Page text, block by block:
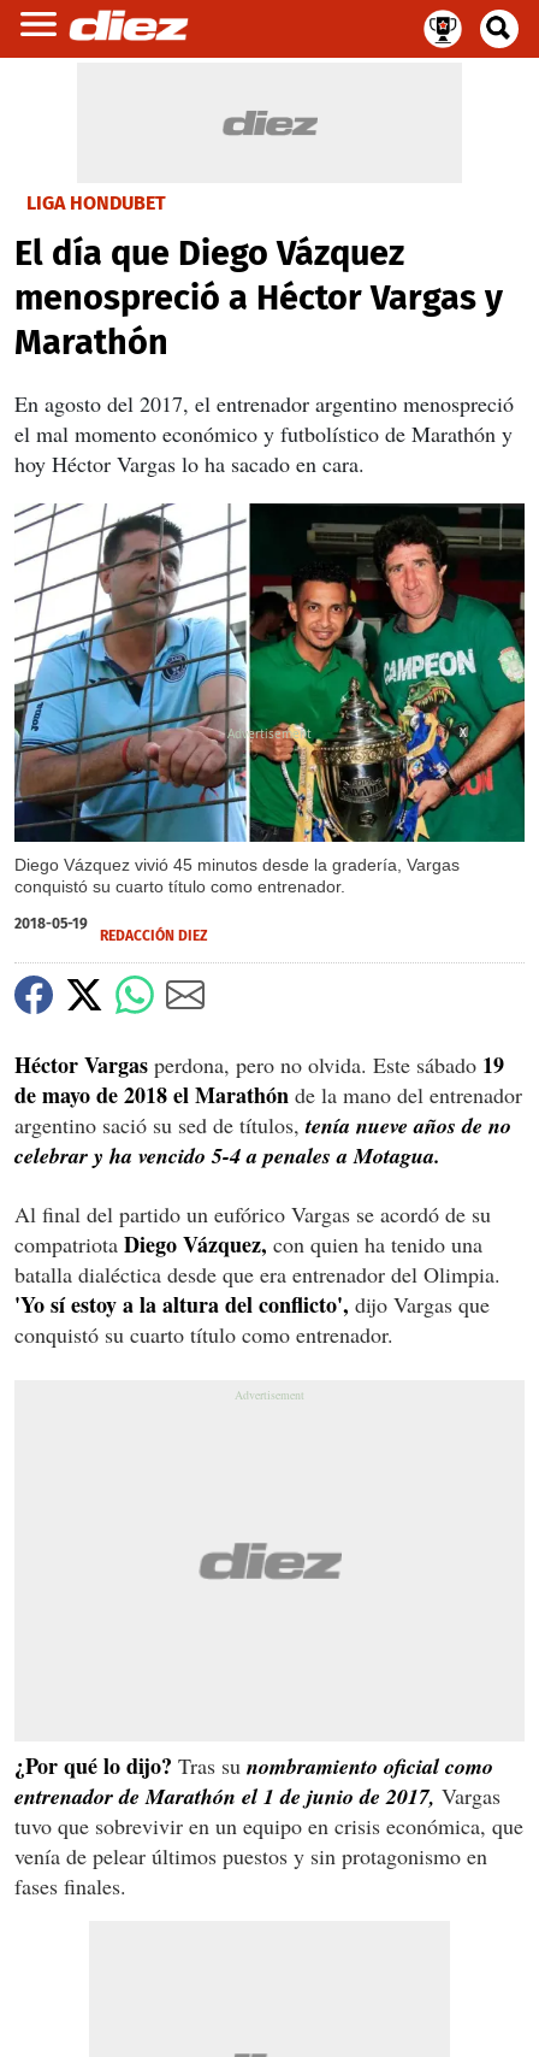
LIGA HONDUBET
El día que Diego Vázquez
menospreció a Héctor Vargas y
Marathón
En agosto del 2017, el entrenador argentino menospreció
el mal momento económico y futbolístico de Marathón y
hoy Héctor Vargas lo ha sacado en cara.
Diego Vázquez vivió 45 minutos desde la gradería, Vargas
conquistó su cuarto título como entrenador.
X
2018-05-19
REDACCIÓN DIEZ
Héctor Vargas perdona, pero no olvida. Este sábado 19
de mayo de 2018 el Marathón de la mano del entrenador
argentino sació su sed de títulos,tenía nueve años de no
celebrar y ha vencido 5-4 a penales a Motagua.
Al final del partido un eufórico Vargas se acordó de su
compatriota Diego Vázquez, con quien ha tenido una
batalla dialéctica desde que era entrenador del Olimpia.
'Yo sí estoy a la altura del conflicto', dijo Vargas que
conquistó su cuarto título como entrenador.
¿Por qué lo dijo? Tras su nombramiento oficial como
entrenador de Marathón el 1 de junio de 2017, Vargas
tuvo que sobrevivir en un equipo en crisis económica, que
venía de pelear últimos puestos y sin protagonismo en
fases finales.